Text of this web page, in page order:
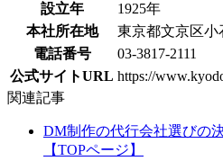
設立年
1925年
本社所在地
東京都文京区小
電話番号
03-3817-2111
公式サイトURL https://
関連記事
DM制作の代行会社選びの
【TOPページ】